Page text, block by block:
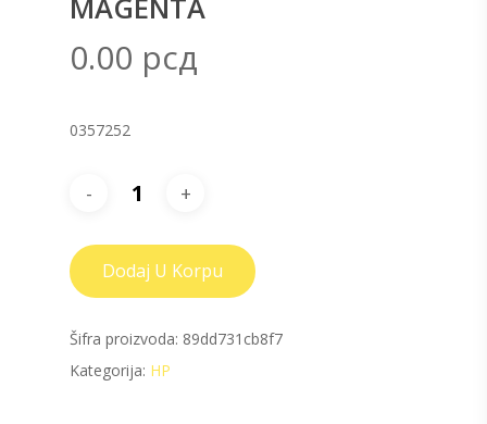
MAGENTA
0.00 рсд
0357252
Dodaj U Korpu
Šifra proizvoda: 89dd731cb8f7
Kategorija: HP